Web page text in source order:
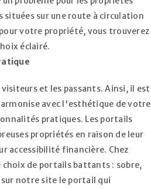
situées sur une route à circulation
votre propriété, vous trouverez
éclairé.
et les passants. Ainsi, il est
avec l'esthétique de votre
pratiques. Les portails
propriétés en raison de leur
accessibilité financière. Chez
de portails battants : sobre,
notre site le portail qui